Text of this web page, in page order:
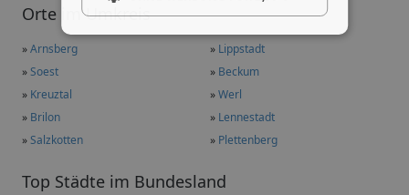
Orte im Umkreis
»Arnsberg » Lippstadt
»Soest » Beckum
» Kreuztal »Werl
» Brilon » Lennestadt
»Salzkotten » Plettenberg
Top Städte im Bundesland